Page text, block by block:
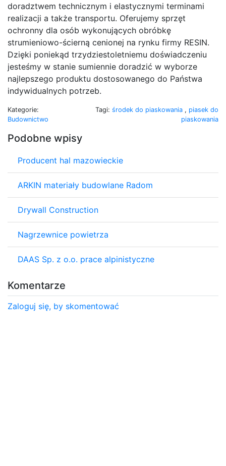
doradztwem technicznym i elastycznymi terminami
realizacji a także transportu. Oferujemy sprzęt
ochronny dla osób wykonujących obróbkę
strumieniowo-ścierną cenionej na rynku firmy RESIN.
Dzięki poniekąd trzydziestoletniemu doświadczeniu
jesteśmy w stanie sumiennie doradzić w wyborze
najlepszego produktu dostosowanego do Państwa
indywidualnych potrzeb.
Kategorie:
Budownictwo
Tagi: środek do piaskowania , piasek do
piaskowania
Podobne wpisy
Producent hal mazowieckie
ARKIN materiały budowlane Radom
Drywall Construction
Nagrzewnice powietrza
DAAS Sp. z o.o. prace alpinistyczne
Komentarze
Zaloguj się, by skomentować